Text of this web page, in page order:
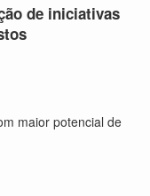
de iniciativas
maior potencial de